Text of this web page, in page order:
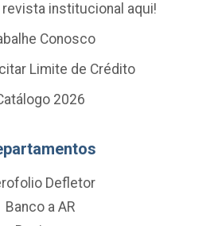
revista institucional aqui!
Conosco
Limite de Crédito
2026
Defletor
Banco a AR